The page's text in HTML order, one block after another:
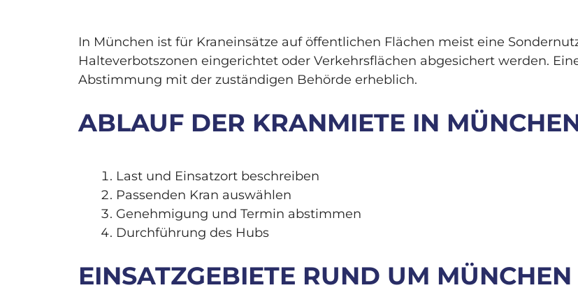
In München ist für Kraneinsätze auf öffentlichen Flächen meist eine
Halteverbotszonen eingerichtet oder Verkehrsflächen abgesichert werden.
Abstimmung mit der zuständigen Behörde erheblich.
ABLAUF DER KRANMIETE IN
Last und Einsatzort beschreiben
Passenden Kran auswählen
Genehmigung und Termin abstimmen
Durchführung des Hubs
EINSATZGEBIETE RUND UM MÜNCHEN